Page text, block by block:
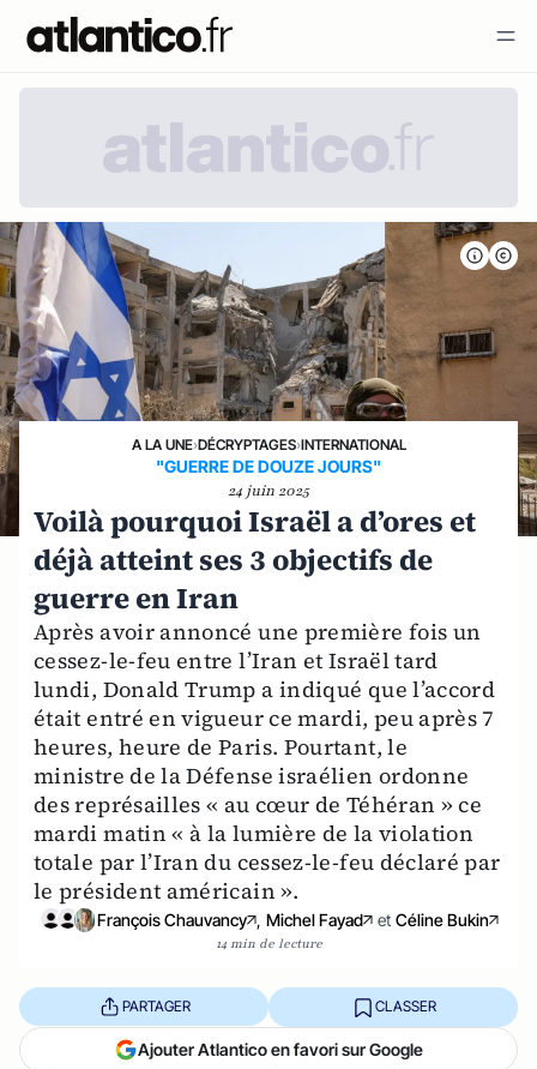
A LA UNE›DÉCRYPTAGES›INTERNATIONAL
"GUERRE DE DOUZE JOURS"
24 juin 2025
Voilà pourquoi Israël a d’ores et
déjà atteint ses 3 objectifs de
guerre en Iran
Après avoir annoncé une première fois un
cessez-le-feu entre l’Iran et Israël tard
lundi, Donald Trump a indiqué que l’accord
était entré en vigueur ce mardi, peu après 7
heures, heure de Paris. Pourtant, le
ministre de la Défense israélien ordonne
des représailles « au cœur de Téhéran » ce
mardi matin « à la lumière de la violation
totale par l’Iran du cessez-le-feu déclaré par
le président américain ».
François Chauvancy , Michel Fayad et Céline Bukin
14 min de lecture
PARTAGER CLASSER
Ajouter Atlantico en favori sur Google